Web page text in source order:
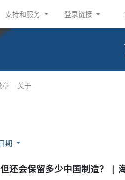
支持和服务 登录链接
章 关于
期
还会保留多少中国制造？ |